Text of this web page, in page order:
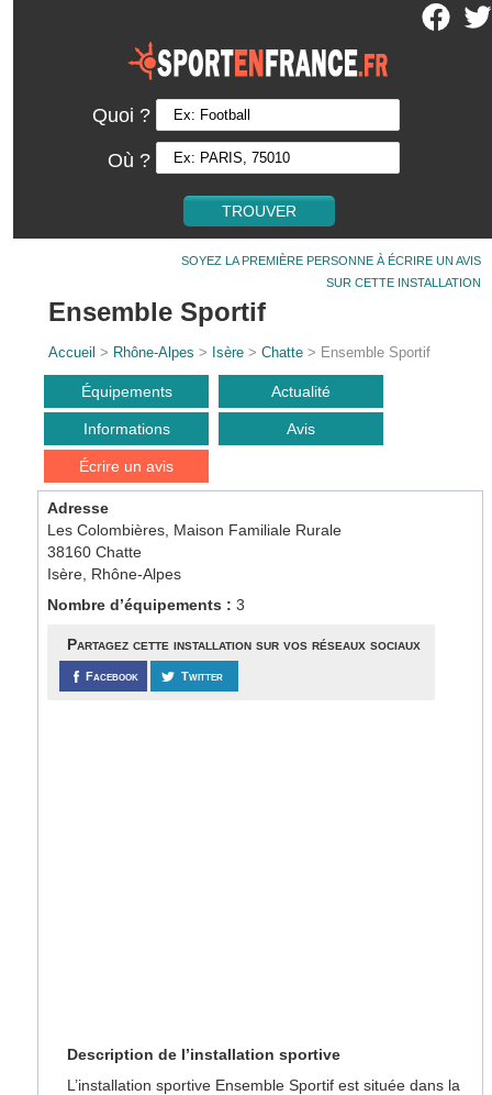
Quoi ?
Où ?
SOYEZ LA PREMIÈRE PERSONNE À ÉCRIRE UN AVIS
SUR CETTE INSTALLATION
Ensemble Sportif
Accueil > Rhône-Alpes > Isère >Chatte > Ensemble Sportif
Équipements Actualité
Informations Avis
Écrire un avis
Adresse
Les Colombières, Maison Familiale Rurale
38160 Chatte
Isère, Rhône-Alpes
Nombre d’équipements :3
Partagez cette installation sur vos réseaux sociaux
Facebook Twitter
Description de l’installation sportive
L’installation sportive Ensemble Sportif est située dans la